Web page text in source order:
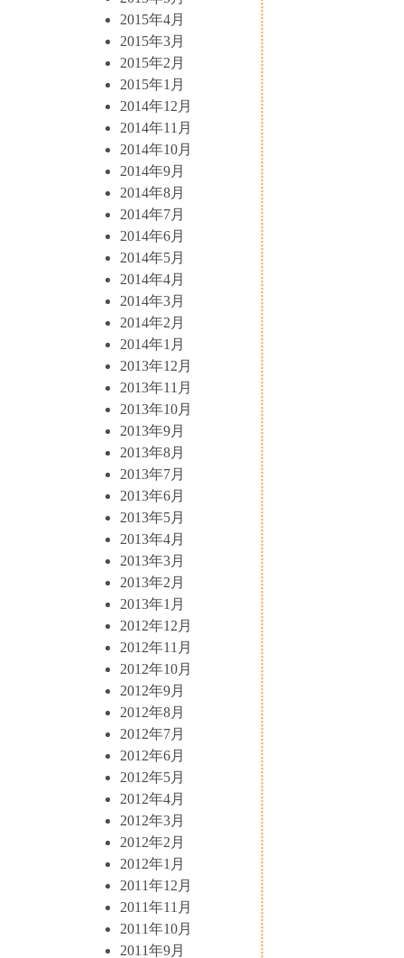
2015年4月
2015年3月
2015年2月
2015年1月
2014年12月
2014年11月
2014年10月
2014年9月
2014年8月
2014年7月
2014年6月
2014年5月
2014年4月
2014年3月
2014年2月
2014年1月
2013年12月
2013年11月
2013年10月
2013年9月
2013年8月
2013年7月
2013年6月
2013年5月
2013年4月
2013年3月
2013年2月
2013年1月
2012年12月
2012年11月
2012年10月
2012年9月
2012年8月
2012年7月
2012年6月
2012年5月
2012年4月
2012年3月
2012年2月
2012年1月
2011年12月
2011年11月
2011年10月
2011年9月